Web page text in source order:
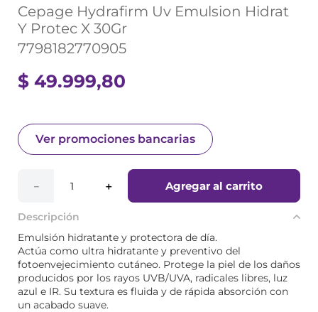
Cepage Hydrafirm Uv Emulsion Hidrat
Y Protec X 30Gr
7798182770905
$ 49.999,80
Ver promociones bancarias
＋
－ Agregar al carrito
Descripción
Emulsión hidratante y protectora de día.
Actúa como ultra hidratante y preventivo del
fotoenvejecimiento cutáneo. Protege la piel de los daños
producidos por los rayos UVB/UVA, radicales libres, luz
azul e IR. Su textura es fluida y de rápida absorción con
un acabado suave.